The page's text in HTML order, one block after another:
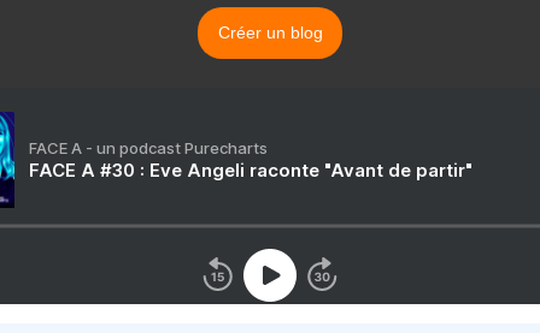
Créer un blog
FACE A - un podcast Purecharts
FACE A #30 : Eve Angeli raconte "Avant de partir"